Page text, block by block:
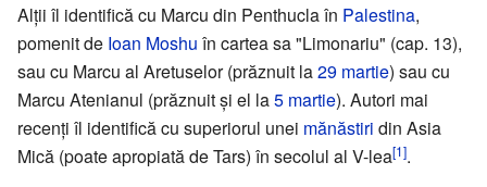
Alții îl identifică cu Marcu din Penthucla în Palestina,
pomenit de Ioan Moshu în cartea sa "Limonariu" (cap. 13),
sau cu Marcu al Aretuselor (prăznuit la29 martie) sau cu
Marcu Atenianul (prăznuit și el la5 martie). Autori mai
recenți îl identifică cu superiorul unei mănăstiri din Asia
Mică (poate apropiată de Tars) în secolul al V-lea[1].